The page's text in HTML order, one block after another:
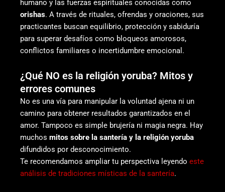
humano y las fuerzas espirituales conocidas como
orishas. A través de rituales, ofrendas y oraciones, sus
practicantes buscan equilibrio, protección y sabiduría
para superar desafíos como bloqueos amorosos,
conflictos familiares o incertidumbre emocional.
¿Qué NO es la religión yoruba? Mitos y
errores comunes
No es una vía para manipular la voluntad ajena ni un
camino para obtener resultados garantizados en el
amor. Tampoco es simple brujería ni magia negra. Hay
muchos mitos sobre la santería y la religión yoruba
difundidos por desconocimiento.
Te recomendamos ampliar tu perspectiva leyendo este
análisis de tradiciones místicas de la santería.